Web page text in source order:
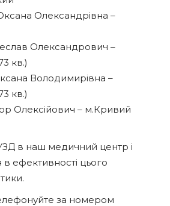
Олександрівна –
Олександрович –
кв.)
Володимирівна –
кв.)
Олексійович – м.Кривий
в наш медичний центр і
ефективності цього
за номером